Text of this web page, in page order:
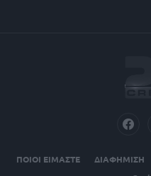
ΠΟΙΟΙ ΕΙΜΑΣΤΕ ΔΙΑΦΗΜΙΣΗ